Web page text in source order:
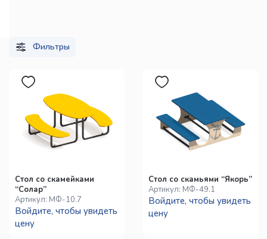
Фильтры
Стол со скамейками
“Солар”
Артикул: МФ-10.7
Войдите, чтобы увидеть
цену
Стол со скамьями “Якорь”
Артикул: МФ-49.1
Войдите, чтобы увидеть
цену